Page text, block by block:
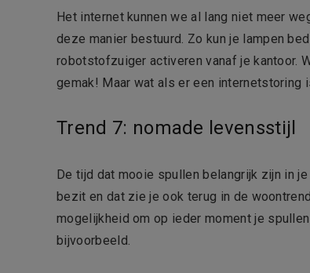
Het internet kunnen we al lang niet meer
deze manier bestuurd. Zo kun je lampen
robotstofzuiger activeren vanaf je kantoor.
gemak! Maar wat als er een internetstoring
Trend 7: nomade levensstijl
De tijd dat mooie spullen belangrijk zijn in
bezit en dat zie je ook terug in de
mogelijkheid om op ieder moment je
bijvoorbeeld.